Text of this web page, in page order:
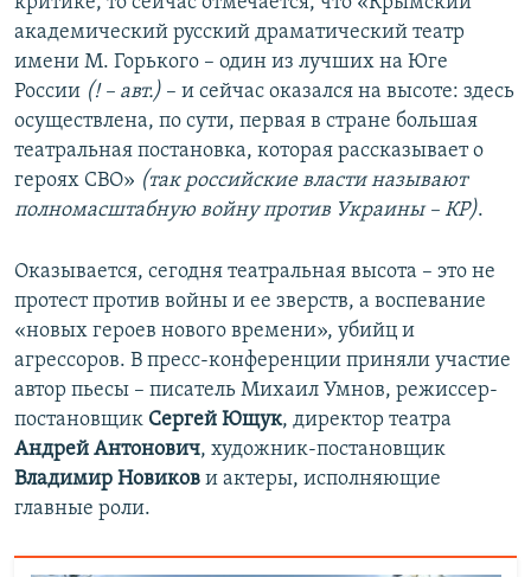
академический русский драматический театр
имени М. Горького – один из лучших на Юге
России (! – авт.) – и сейчас оказался на высоте: здесь
осуществлена, по сути, первая в стране большая
театральная постановка, которая рассказывает о
героях СВО» (так российские власти называют
полномасштабную войну против Украины – КР).
Оказывается, сегодня театральная высота – это не
протест против войны и ее зверств, а воспевание
«новых героев нового времени», убийц и
агрессоров. В пресс-конференции приняли участие
автор пьесы – писатель Михаил Умнов, режиссер-
постановщик Сергей Ющук, директор театра
Андрей Антонович, художник-постановщик
Владимир Новиков и актеры, исполняющие
главные роли.